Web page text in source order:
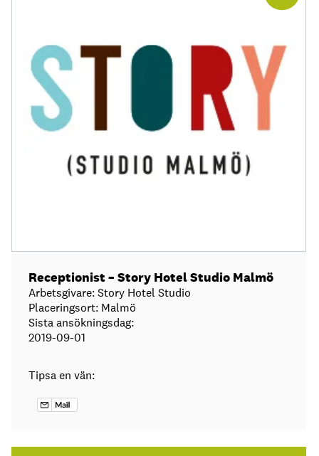
Receptionist – Story Hotel Studio Malmö
Arbetsgivare: Story Hotel Studio
Placeringsort: Malmö
Sista ansökningsdag:
2019-09-01
Tipsa en vän: